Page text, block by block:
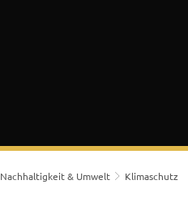
Nachhaltigkeit & Umwelt
Klimaschutz